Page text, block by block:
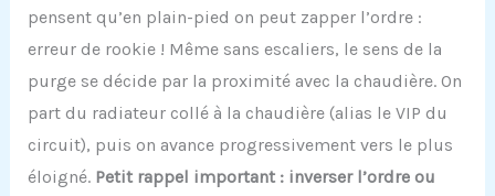
pensent qu’en plain-pied on peut zapper l’ordre :
erreur de rookie ! Même sans escaliers, le sens de la
purge se décide par la proximité avec la chaudière. On
part du radiateur collé à la chaudière (alias le VIP du
circuit), puis on avance progressivement vers le plus
éloigné. Petit rappel important : inverser l’ordre ou